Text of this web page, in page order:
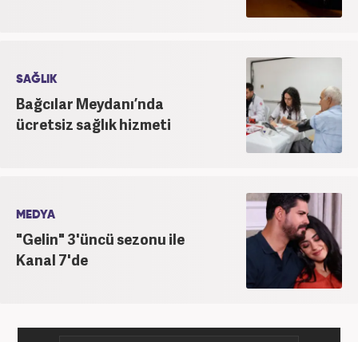
SAĞLIK
Bağcılar Meydanı’nda
ücretsiz sağlık hizmeti
MEDYA
"Gelin" 3'üncü sezonu ile
Kanal 7'de